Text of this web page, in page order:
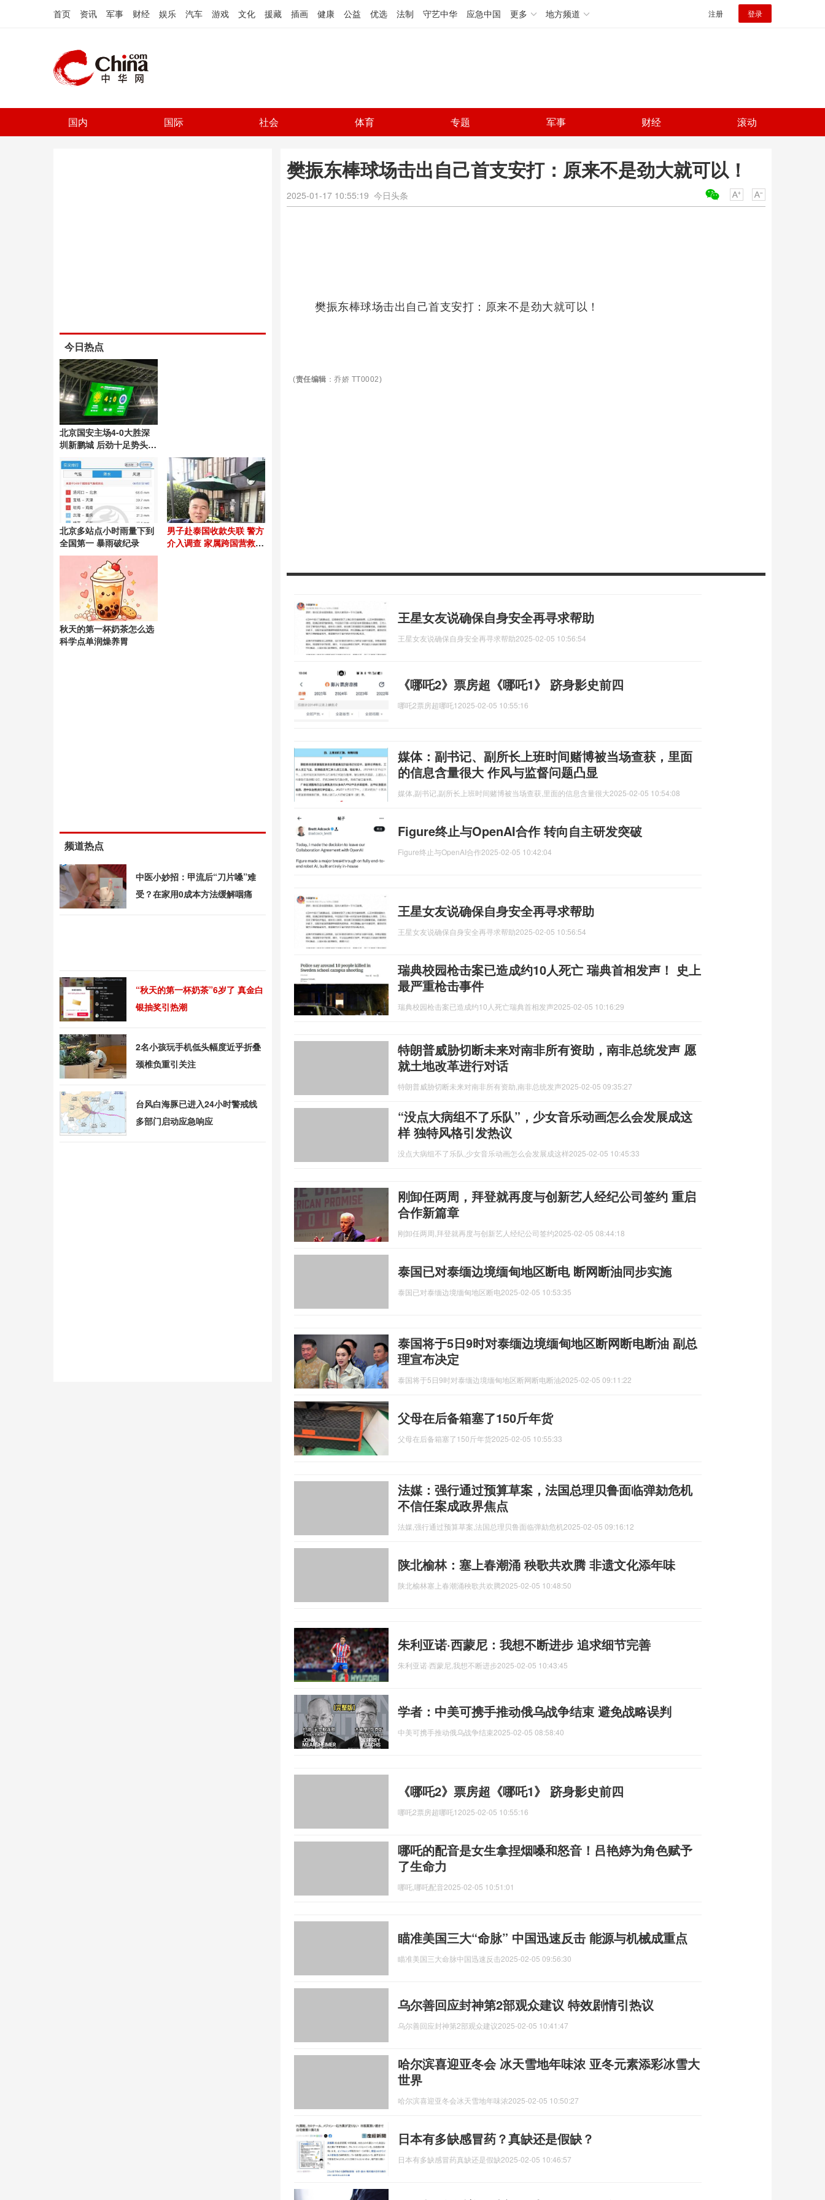
首页 资讯 军事 财经 娱乐 汽车 游戏 文化 援藏 插画 健康 公益 优选 法制 守艺中华 应急中国 更多 地方频道 注册 登录
国内 国际 社会 体育 专题 军事 财经 滚动
樊振东棒球场击出自己首支安打：原来不是劲大就可以！
2025-01-17 10:55:19 今日头条
樊振东棒球场击出自己首支安打：原来不是劲大就可以！
(责任编辑 ：乔娇 TT0002)
王星女友说确保自身安全再寻求帮助
王星女友说确保自身安全再寻求帮助2025-02-05 10:56:54
《哪吒2》票房超《哪吒1》 跻身影史前四
哪吒2票房超哪吒1 2025-02-05 10:55:16
媒体：副书记、副所长上班时间赌博被当场查获，里面
的信息含量很大 作风与监督问题凸显
媒体,副书记,副所长上班时间赌博被当场查获,里面的信息含量很大2025-02-05 10:54:08
Figure终止与OpenAI合作 转向自主研发突破
Figure终止与OpenAI合作2025-02-05 10:42:04
王星女友说确保自身安全再寻求帮助
王星女友说确保自身安全再寻求帮助2025-02-05 10:56:54
瑞典校园枪击案已造成约10人死亡 瑞典首相发声！ 史上
最严重枪击事件
瑞典校园枪击案已造成约10人死亡瑞典首相发声2025-02-05 10:16:29
特朗普威胁切断未来对南非所有资助，南非总统发声 愿
就土地改革进行对话
特朗普威胁切断未来对南非所有资助,南非总统发声2025-02-05 09:35:27
“没点大病组不了乐队”，少女音乐动画怎么会发展成这
样 独特风格引发热议
没点大病组不了乐队,少女音乐动画怎么会发展成这样2025-02-05 10:45:33
刚卸任两周，拜登就再度与创新艺人经纪公司签约 重启
合作新篇章
刚卸任两周,拜登就再度与创新艺人经纪公司签约2025-02-05 08:44:18
泰国已对泰缅边境缅甸地区断电 断网断油同步实施
泰国已对泰缅边境缅甸地区断电2025-02-05 10:53:35
泰国将于5日9时对泰缅边境缅甸地区断网断电断油 副总
理宣布决定
泰国将于5日9时对泰缅边境缅甸地区断网断电断油2025-02-05 09:11:22
父母在后备箱塞了150斤年货
父母在后备箱塞了150斤年货2025-02-05 10:55:33
法媒：强行通过预算草案，法国总理贝鲁面临弹劾危机
不信任案成政界焦点
法媒,强行通过预算草案,法国总理贝鲁面临弹劾危机 2025-02-05 09:16:12
陕北榆林：塞上春潮涌 秧歌共欢腾 非遗文化添年味
陕北榆林塞上春潮涌秧歌共欢腾2025-02-05 10:48:50
朱利亚诺·西蒙尼：我想不断进步 追求细节完善
朱利亚诺·西蒙尼,我想不断进步2025-02-05 10:43:45
学者：中美可携手推动俄乌战争结束 避免战略误判
中美可携手推动俄乌战争结束2025-02-05 08:58:40
《哪吒2》票房超《哪吒1》 跻身影史前四
哪吒2票房超哪吒1 2025-02-05 10:55:16
哪吒的配音是女生拿捏烟嗓和怒音！吕艳婷为角色赋予
了生命力
哪吒,哪吒配音2025-02-05 10:51:01
瞄准美国三大“命脉” 中国迅速反击 能源与机械成重点
瞄准美国三大命脉中国迅速反击2025-02-05 09:56:30
乌尔善回应封神第2部观众建议 特效剧情引热议
乌尔善回应封神第2部观众建议2025-02-05 10:41:47
哈尔滨喜迎亚冬会 冰天雪地年味浓 亚冬元素添彩冰雪大
世界
哈尔滨喜迎亚冬会冰天雪地年味浓2025-02-05 10:50:27
日本有多缺感冒药？真缺还是假缺？
日本有多缺感冒药真缺还是假缺2025-02-05 10:46:57
今日热点
北京国安主场4-0大胜深
圳新鹏城 后劲十足势头良
北京多站点小时雨量下到
全国第一 暴雨破纪录
男子赴泰国收款失联 警方
介入调查 家属跨国营救54
秋天的第一杯奶茶怎么选
科学点单润燥养胃
频道热点
中医小妙招：甲流后“刀片嗓”难
受？在家用0成本方法缓解咽痛
“秋天的第一杯奶茶”6岁了 真金白
银抽奖引热潮
2名小孩玩手机低头幅度近乎折叠
颈椎负重引关注
台风白海豚已进入24小时警戒线
多部门启动应急响应